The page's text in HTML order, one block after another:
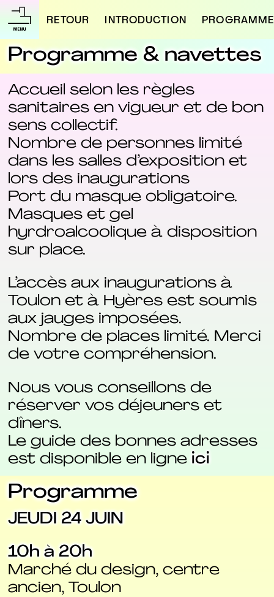
Programme & navettes
RETOUR INTRODUCTION PROGRAMME
Accueil selon les règles
sanitaires en vigueur et de bon
sens collectif.
Nombre de personnes limité
dans les salles d’exposition et
lors des inaugurations
Port du masque obligatoire.
Masques et gel
hyrdroalcoolique à disposition
sur place.
L’accès aux inaugurations à
Toulon et à Hyères est soumis
aux jauges imposées.
Nombre de places limité. Merci
de votre compréhension.
Nous vous conseillons de
réserver vos déjeuners et
dîners.
Le guide des bonnes adresses
est disponible en ligne ici
Programme
JEUDI 24 JUIN
10h à 20h
Marché du design, centre
ancien, Toulon